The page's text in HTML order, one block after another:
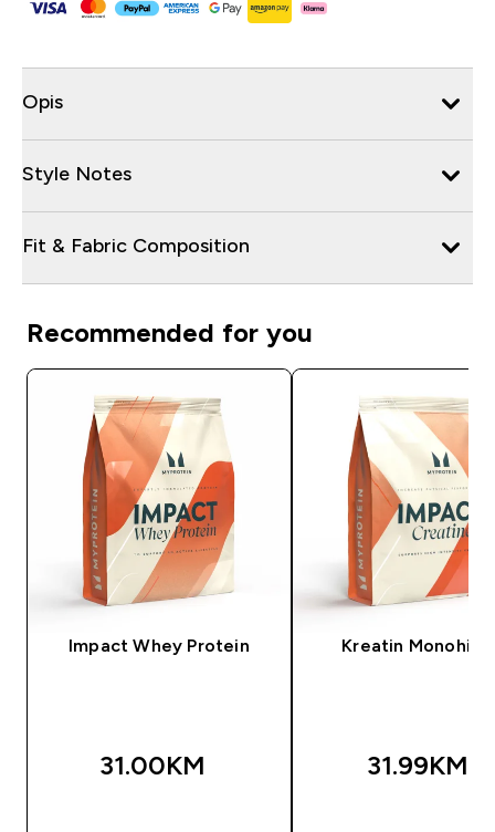
Opis
Style Notes
Fit & Fabric Composition
Recommended for you
Impact Whey Protein
31.00KM‎
Kreatin
31.99KM‎